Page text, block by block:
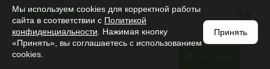
Подписаться +
+
Мы используем cookies для корректной работы
сайта в соответствии с Политикой
конфиденциальности . Нажимая кнопку
«Принять», вы соглашаетесь с использованием
cookies.
Принять